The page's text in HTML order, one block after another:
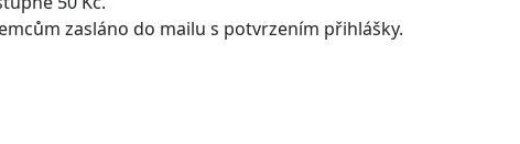
zasláno do mailu s potvrzením přihlášky.